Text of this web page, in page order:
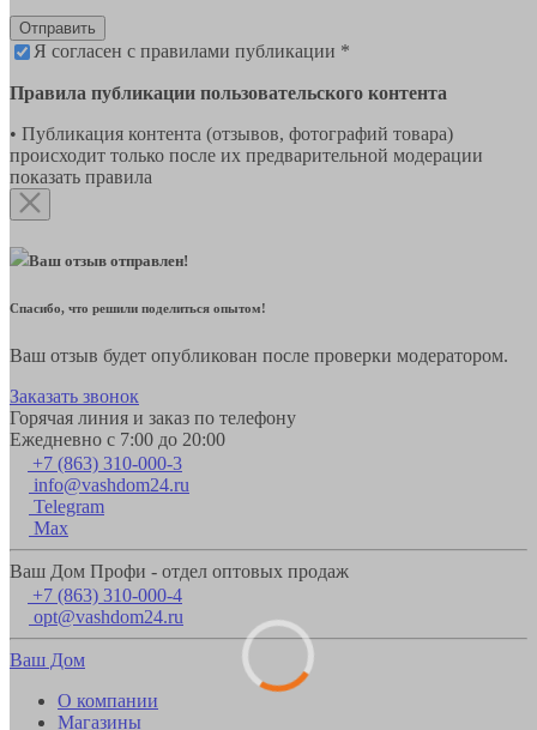
Отправить
Я согласен с правилами публикации *
Правила публикации пользовательского контента
• Публикация контента (отзывов, фотографий товара)
происходит только после их предварительной модерации
показать правила
Ваш отзыв отправлен!
Спасибо, что решили поделиться опытом!
Ваш отзыв будет опубликован после проверки модератором.
Заказать звонок
Горячая линия и заказ по телефону
Ежедневно с 7:00 до 20:00
+7 (863) 310-000-3
info@vashdom24.ru
Telegram
Max
Ваш Дом Профи - отдел оптовых продаж
+7 (863) 310-000-4
opt@vashdom24.ru
Ваш Дом
О компании
Магазины